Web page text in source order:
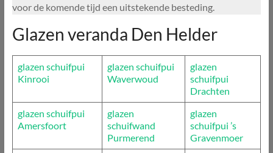
voor de komende tijd een uitstekende besteding.
Glazen veranda Den Helder
glazen schuifpui
Kinrooi
glazen schuifpui
Waverwoud
glazen
schuifpui
Drachten
glazen schuifpui
Amersfoort
glazen
schuifwand
Purmerend
glazen
schuifpui ’s
Gravenmoer